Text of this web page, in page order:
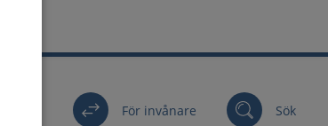
För invånare Sök